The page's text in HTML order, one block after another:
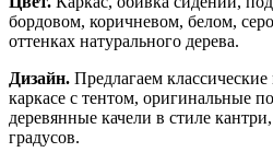
бордовом, коричневом, белом,
оттенках натурального дерева.
Дизайн. Предлагаем
каркасе с тентом, оригинальные
деревянные качели в стиле
градусов.